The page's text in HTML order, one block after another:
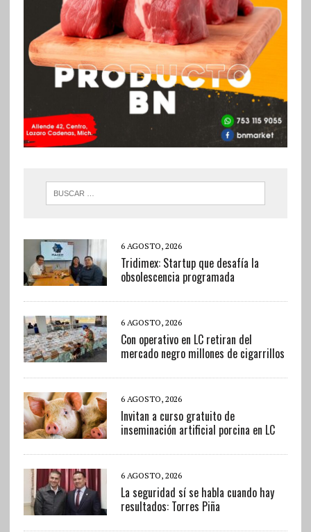
6 AGOSTO, 2026
Tridimex: Startup que desafía la
obsolescencia programada
6 AGOSTO, 2026
Con operativo en LC retiran del
mercado negro millones de cigarrillos
6 AGOSTO, 2026
Invitan a curso gratuito de
inseminación artificial porcina en LC
6 AGOSTO, 2026
La seguridad sí se habla cuando hay
resultados: Torres Piña